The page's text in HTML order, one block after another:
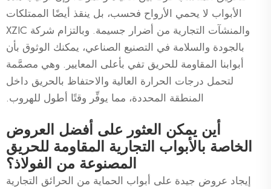
الأبواب لا يحمي الأرواح فحسب، بل ينقذ أيضًا الممتلكات
والمنشآت التجارية من أضرار جسيمة. وبالتزام شركة XZIC
بالجودة والسلامة في التصنيع الصناعي، يمكنك الوثوق بأن
أبوابنا المقاومة للحريق تفي بأعلى المعايير. وهي مصمَّمة
لتحمل درجات الحرارة العالية والاحتفاظ بالحريق داخل
المنطقة المحددة، مما يوفِّر وقتًا أطول للهروب.
أين يمكن العثور على أفضل العروض
الخاصة بالأبواب التجارية المقاومة للحريق
المصنوعة من الفولاذ؟
إيجاد عروض جيدة على أبواب الحماية من الحرائق التجارية